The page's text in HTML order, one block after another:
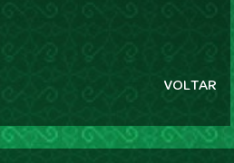
VOLTAR